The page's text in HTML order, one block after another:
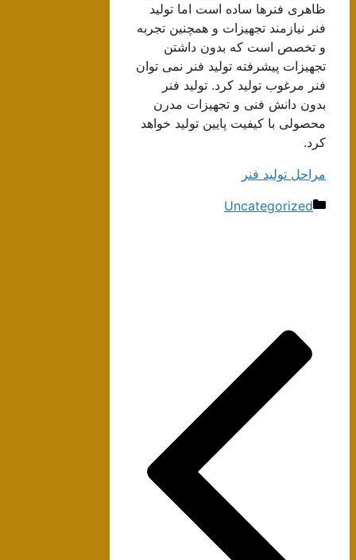
ظاهری فنرها ساده است اما تولید
فنر نیازمند تجهیزات و همچنین تجربه
و تخصص است که بدون داشتن
تجهیزات پیشرفته تولید فنر نمی توان
فنر مرغوب تولید کرد. تولید فنر
بدون دانش فنی و تجهیزات مدرن
محصولی با کیفیت پایین تولید خواهد
کرد.
مراحل تولید فنر
دسته‌ها
Uncategorized